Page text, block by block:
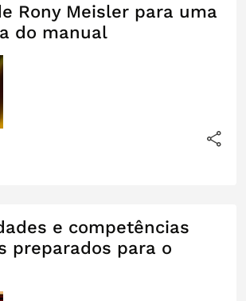
Rony Meisler para uma
do manual
e competências
preparados para o